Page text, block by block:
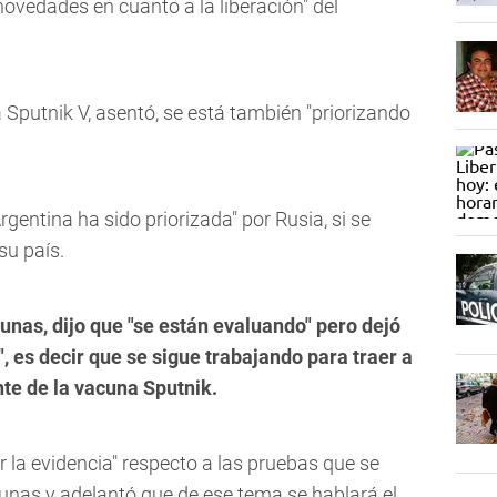
en cuanto a la liberación" del
V, asentó, se está también "priorizando
ha sido priorizada" por Rusia, si se
país.
dijo que "se están evaluando" pero dejó
es decir que se sigue trabajando para traer a
de la vacuna Sputnik.
evidencia" respecto a las pruebas que se